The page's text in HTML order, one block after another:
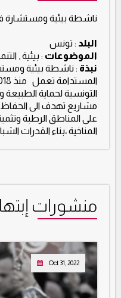
ناشطة بيئية ومستشارة في
البلد : تونس
الموضوعات : بيئية ,
نبذة : ناشطة بيئية
التونسية لحماية
مشاريع تهدف الى الحفاظ
على المناطق الرطبة
المناخية ،بناء القدرات
منشورات
Oct 31, 2022